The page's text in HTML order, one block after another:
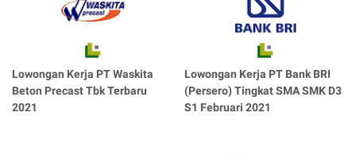
Lowongan Kerja PT Waskita
Beton Precast Tbk Terbaru
2021
Lowongan Kerja PT Bank BRI
(Persero) Tingkat SMA SMK D3
S1 Februari 2021